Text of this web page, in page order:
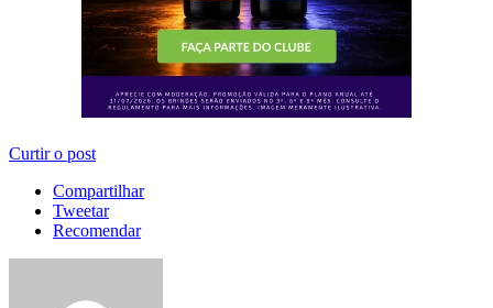
Curtir o post
Compartilhar
Tweetar
Recomendar